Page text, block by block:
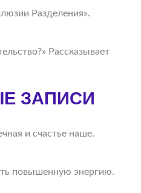
Разделения».
Рассказывает
ЗАПИСИ
и счастье наше.
повышенную энергию.